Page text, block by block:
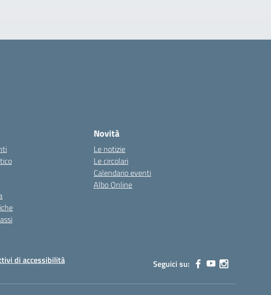
Novità
Le notizie
Le circolari
Calendario eventi
Albo Online
di accessibilità Seguici su: